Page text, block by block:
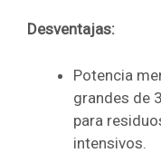
Desventajas:
Potencia
grandes de
para
intensivos.